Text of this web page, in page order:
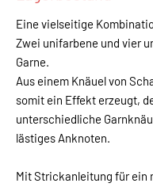
Eine vielseitige
Zwei unifarbene und vier
Garne.
Aus einem Knäuel von
somit ein Effekt erzeugt,
unterschiedliche
lästiges Anknoten.
Mit Strickanleitung für ein